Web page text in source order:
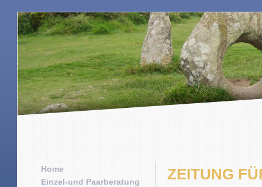
Home
Einzel-und Paarberatung
ZEITUNG